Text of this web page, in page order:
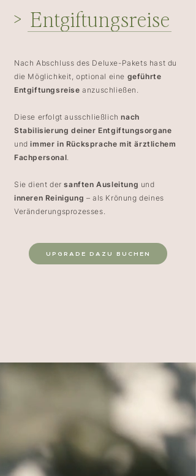
> Entgiftungsreise
Nach Abschluss des Deluxe-Pakets hast du
die Möglichkeit, optional eine geführte
Entgiftungsreise anzuschließen.
Diese erfolgt ausschließlichnach
Stabilisierung deiner Entgiftungsorgane
undimmer in Rücksprache mit ärztlichem
Fachpersonal.
Sie dient dersanften Ausleitung und
inneren Reinigung – als Krönung deines
Veränderungsprozesses.
UPGRADE DAZU BUCHEN